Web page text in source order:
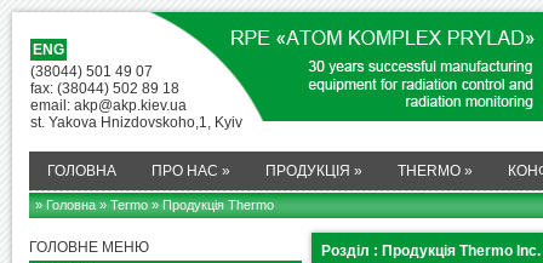
ENG
(38044) 501 49 07
fax: (38044) 502 89 18
email: akp@akp.kiev.ua
st. Yakova Hnizdovskoho,1, Kyiv
ГОЛОВНА ПРО НАС » ПРОДУКЦІЯ » THERMO »
» Головна»Termo» Продукція Thermo
ГОЛОВНЕ МЕНЮ Розділ : Продукція Thermo